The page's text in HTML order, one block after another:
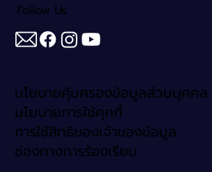
Follow Us
นโยบายคุ้มครองข้อมูลส่วนบุคคล
นโยบายการใช้คุกกี้
การใช้สิทธิของเจ้าของข้อมูล
ช่องทางการร้องเรียน